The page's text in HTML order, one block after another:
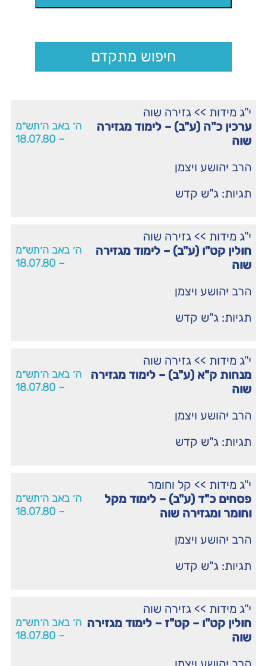
י"ג מידות >> גזירה שוה
ערכין כ"ה (ע"ב) – לימוד מגזירה
שוה
הרב יהושע ויצמן
תגיות: ג"ש קדש
ה׳ באב ה׳תש״מ
– 18.07.80
י"ג מידות >> גזירה שוה
חולין קט"ו (ע"ב) – לימוד מגזירה
שוה
הרב יהושע ויצמן
תגיות: ג"ש קדש
ה׳ באב ה׳תש״מ
– 18.07.80
י"ג מידות >> גזירה שוה
מנחות ק"א (ע"ב) – לימוד מגזירה
שוה
הרב יהושע ויצמן
תגיות: ג"ש קדש
ה׳ באב ה׳תש״מ
– 18.07.80
י"ג מידות >> קל וחומר
פסחים כ"ד (ע"ב) – לימוד מקל
וחומר ומגזירה שוה
הרב יהושע ויצמן
תגיות: ג"ש קדש
ה׳ באב ה׳תש״מ
– 18.07.80
י"ג מידות >> גזירה שוה
חולין קט"ו – קט"ז – לימוד מגזירה
שוה
ה׳ באב ה׳תש״מ
– 18.07.80
חיפוש מתקדם